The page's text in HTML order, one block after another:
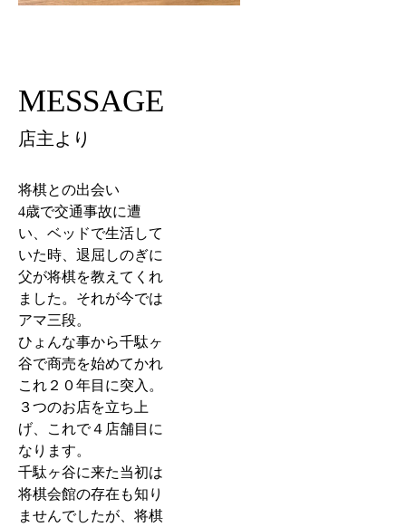
MESSAGE
店主より
将棋との出会い
4歳で交通事故に遭
い、ベッドで生活して
いた時、退屈しのぎに
父が将棋を教えてくれ
ました。それが今では
アマ三段。
ひょんな事から千駄ヶ
谷で商売を始めてかれ
これ２０年目に突入。
３つのお店を立ち上
げ、これで４店舗目に
なります。
千駄ヶ谷に来た当初は
将棋会館の存在も知り
ませんでしたが、将棋